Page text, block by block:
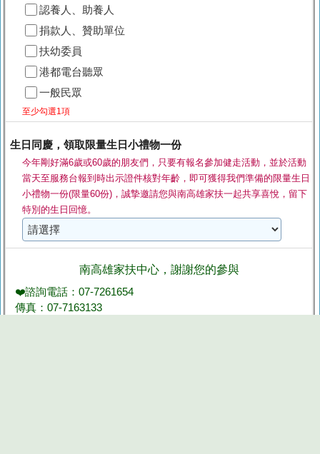
認養人、助養人
捐款人、贊助單位
扶幼委員
港都電台聽眾
一般民眾
至少勾選1項
生日同慶，領取限量生日小禮物一份
今年剛好滿6歲或60歲的朋友們，只要有報名參加健走活動，並於活動
當天至服務台報到時出示證件核對年齡，即可獲得我們準備的限量生日
小禮物一份(限量60份)，誠摯邀請您與南高雄家扶一起共享喜悅，留下
特別的生日回憶。
南高雄家扶中心，謝謝您的參與
❤️諮詢電話：07-7261654
傳真：07-7163133